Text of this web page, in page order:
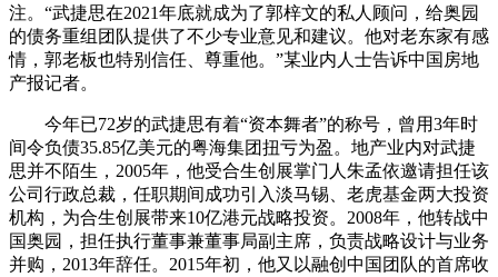
注。“武捷思在2021年底就成为了郭梓文的私人顾问，给奥园
的债务重组团队提供了不少专业意见和建议。他对老东家有感
情，郭老板也特别信任、尊重他。”某业内人士告诉中国房地
产报记者。
今年已72岁的武捷思有着“资本舞者”的称号，曾用3年时
间令负债35.85亿美元的粤海集团扭亏为盈。地产业内对武捷
思并不陌生，2005年，他受合生创展掌门人朱孟依邀请担任该
公司行政总裁，任职期间成功引入淡马锡、老虎基金两大投资
机构，为合生创展带来10亿港元战略投资。2008年，他转战中
国奥园，担任执行董事兼董事局副主席，负责战略设计与业务
并购，2013年辞任。2015年初，他又以融创中国团队的首席收